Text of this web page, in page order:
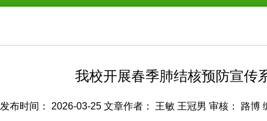
我校开展春季肺结核预防宣传
发布时间： 2026-03-25 文章作者： 王敏 王冠男 审核： 路博